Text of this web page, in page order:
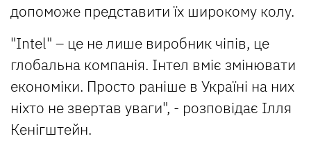
допоможе представити їх широкому колу.
"Intel" – це не лише виробник чіпів, це
глобальна компанія. Інтел вміє змінювати
економіки. Просто раніше в Україні на них
ніхто не звертав уваги", - розповідає Ілля
Кенігштейн.